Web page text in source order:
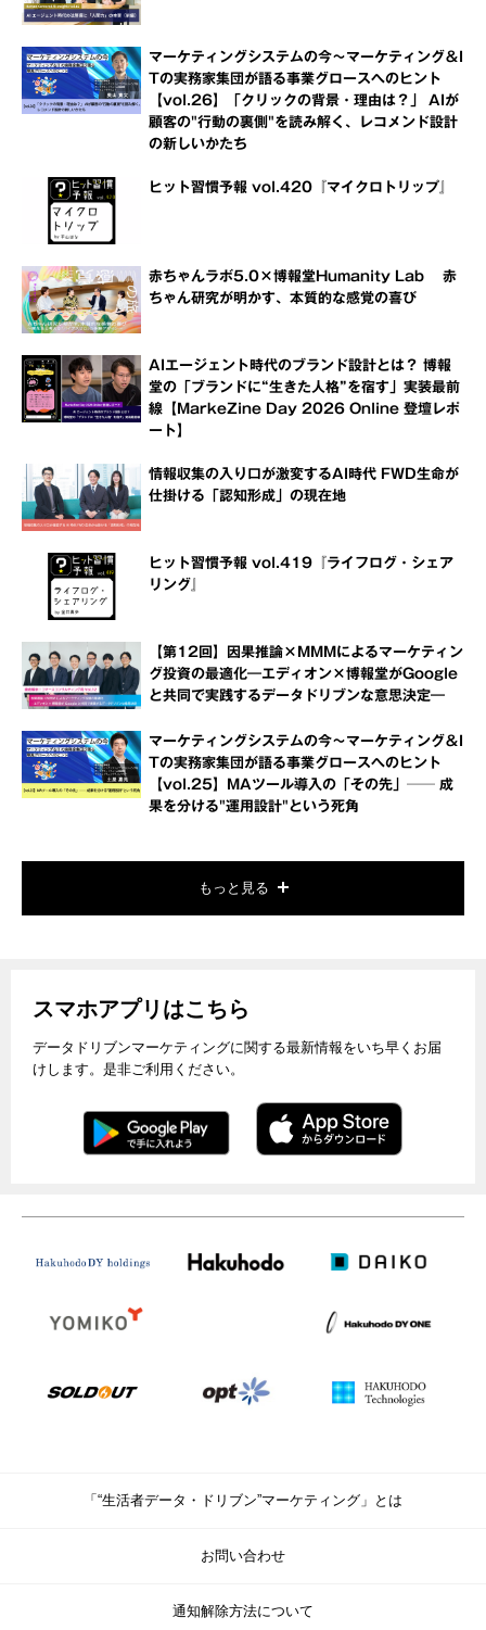
マーケティングシステムの今～マーケティング＆I
Tの実務家集団が語る事業グロースへのヒント
【vol.26】「クリックの背景・理由は？」 AIが
顧客の"行動の裏側"を読み解く、レコメンド設計
の新しいかたち
ヒット習慣予報 vol.420『マイクロトリップ』
赤ちゃんラボ5.0×博報堂Humanity Lab 赤
ちゃん研究が明かす、本質的な感覚の喜び
AIエージェント時代のブランド設計とは？ 博報
堂の「ブランドに“生きた人格”を宿す」実装最前
線【MarkeZine Day 2026 Online 登壇レポ
ート】
情報収集の入り口が激変するAI時代 FWD生命が
仕掛ける「認知形成」の現在地
ヒット習慣予報 vol.419『ライフログ・シェア
リング』
【第12回】因果推論×MMMによるマーケティン
グ投資の最適化―エディオン×博報堂がGoogle
と共同で実践するデータドリブンな意思決定―
マーケティングシステムの今～マーケティング＆I
Tの実務家集団が語る事業グロースへのヒント
【vol.25】MAツール導入の「その先」── 成
果を分ける"運用設計"という死角
もっと見る
スマホアプリはこちら
データドリブンマーケティングに関する最新情報をいち早くお届
けします。是非ご利用ください。
「“生活者データ・ドリブン”マーケティング」とは
お問い合わせ
通知解除方法について